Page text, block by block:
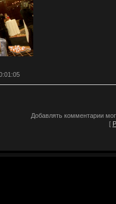
Добавлять комментарии
[